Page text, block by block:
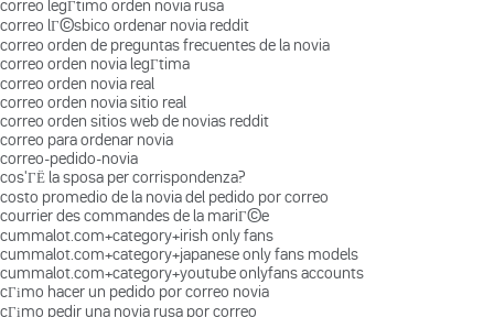
correo legГ­timo orden novia rusa
correo lГ©sbico ordenar novia reddit
correo orden de preguntas frecuentes de la novia
correo orden novia legГ­tima
correo orden novia real
correo orden novia sitio real
correo orden sitios web de novias reddit
correo para ordenar novia
correo-pedido-novia
cos'ГЁ la sposa per corrispondenza?
costo promedio de la novia del pedido por correo
courrier des commandes de la mariГ©e
cummalot.com+category+irish only fans
cummalot.com+category+japanese only fans models
cummalot.com+category+youtube onlyfans accounts
cГіmo hacer un pedido por correo novia
cГіmo pedir una novia rusa por correo